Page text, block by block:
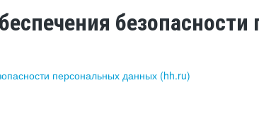
персональных данных (hh.ru)